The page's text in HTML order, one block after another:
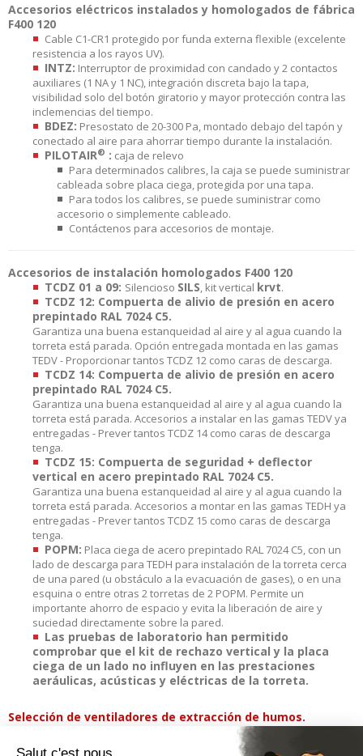
Accesorios eléctricos instalados y homologados de fábrica
F400 120
Cable C1-CR1 protegido por funda externa flexible (excelente
resistencia a los rayos UV).
INTZ: Interruptor de proximidad con candado y 2 contactos
auxiliares (1 NA y 1 NC), integración discreta bajo la tapa,
visibilidad solo del botón giratorio y mayor protección contra las
inclemencias del tiempo.
BDEZ: Presostato de 20-300 Pa, montado debajo del tapón y
conectado al aire para ahorrar tiempo durante la instalación.
PILOTAIR® : caja de relevo
Para determinados calibres, la caja se puede suministrar
cableada sobre placa ciega, protegida por una tapa.
Para todos los calibres, se puede suministrar como
accesorio o simplemente cableado.
Contáctenos para accesorios de montaje.
Accesorios de instalación homologados F400 120
TCDZ 01 a 09: Silencioso SILS, kit vertical krvt.
TCDZ 12: Compuerta de alivio de presión en acero
prepintado RAL 7024 C5.
Garantiza una buena estanqueidad al aire y al agua cuando la
torreta está parada. Opción entregada montada en las gamas
TEDV - Proporcionar tantos TCDZ 12 como caras de descarga.
TCDZ 14: Compuerta de alivio de presión en acero
prepintado RAL 7024 C5.
Garantiza una buena estanqueidad al aire y al agua cuando la
torreta está parada. Accesorios a instalar en las gamas TEDV ya
entregadas - Prever tantos TCDZ 14 como caras de descarga
tenga.
TCDZ 15: Compuerta de seguridad + deflector
vertical en acero prepintado RAL 7024 C5.
Garantiza una buena estanqueidad al aire y al agua cuando la
torreta está parada. Accesorios a montar en las gamas TEDH ya
entregadas - Prever tantos TCDZ 15 como caras de descarga
tenga.
POPM: Placa ciega de acero prepintado RAL 7024 C5, con un
lado de descarga para TEDH para instalación de la torreta cerca
de una pared (u obstáculo a la evacuación de gases), o en una
esquina o entre otras 2 torretas de 2 POPM. Permite un
importante ahorro de espacio y evita la liberación de aire y
suciedad directamente sobre la pared.
Las pruebas de laboratorio han permitido
comprobar que el kit de rechazo vertical y la placa
ciega de un lado no influyen en las prestaciones
aeráulicas, acústicas y eléctricas de la torreta.
Selección de ventiladores de extracción de humos.